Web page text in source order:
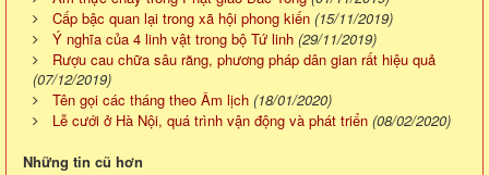
Cấp bậc quan lại trong xã hội phong kiến (15/11/2019)
Ý nghĩa của 4 linh vật trong bộ Tứ linh (29/11/2019)
Rượu cau chữa sâu răng, phương pháp dân gian rất hiệu quả
(07/12/2019)
Tên gọi các tháng theo Âm lịch (18/01/2020)
Lễ cưới ở Hà Nội, quá trình vận động và phát triển (08/02/2020)
Những tin cũ hơn